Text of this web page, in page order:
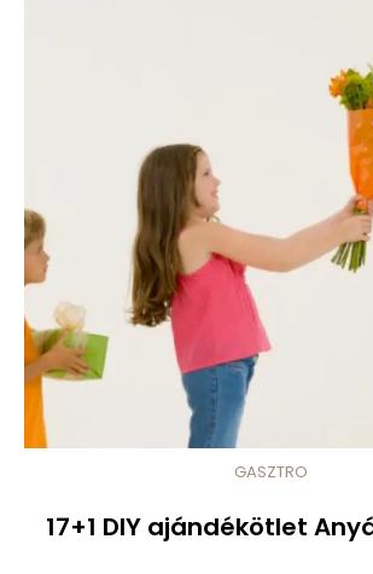
GASZTRO
17+1 DIY ajándékötlet